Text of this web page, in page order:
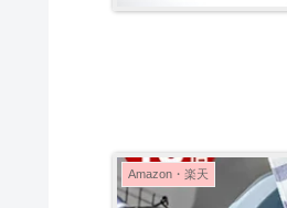
Amazon・楽天